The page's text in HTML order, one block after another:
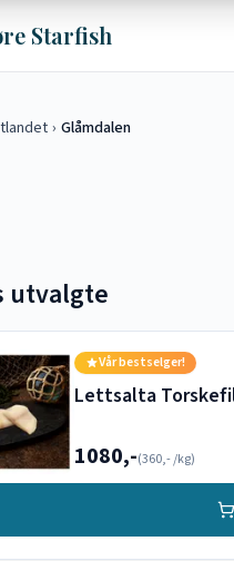
Starfish
› Glåmdalen
utvalgte
Vår bestselger!
Lettsalta
1080,-(360,-/kg)